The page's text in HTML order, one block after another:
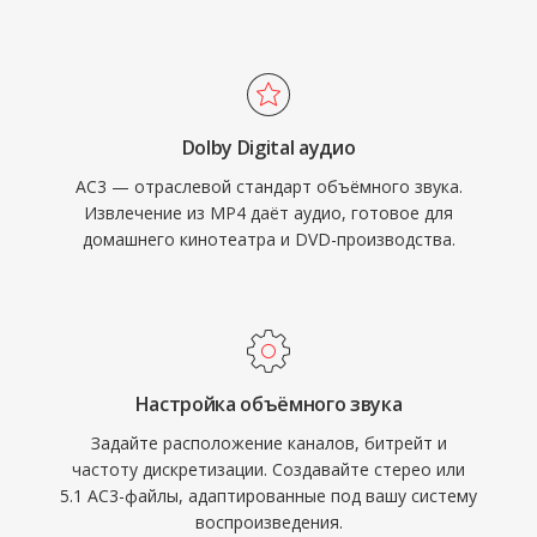
размере файлов по сетям с ограниченной
полосой пропускания и на устройствах с
ограниченным хранилищем.
выделенному центральному каналу, что
идеально для кино и телевизионного
контента. Широкая поддержка аппаратных
декодеров в ресиверах, телевизорах и
приставках гарантирует надёжное
воспроизведение AC3 на огромной
Dolby Digital аудио
AC3 — отраслевой стандарт объёмного звука.
Извлечение из MP4 даёт аудио, готовое для
домашнего кинотеатра и DVD-производства.
Настройка объёмного звука
Задайте расположение каналов, битрейт и
частоту дискретизации. Создавайте стерео или
5.1 AC3-файлы, адаптированные под вашу систему
воспроизведения.